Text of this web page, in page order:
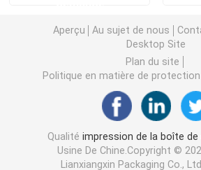
Impression Softcover de livre
Boîtes de empaquetage de
Caisses d'emballage
Boîte d'emballage de perruque
Aperçu Au sujet de nous
Desktop Site
Plan du site
Politique en matière de protection
Qualitéimpression de la boîte de
Usine De Chine.Copyright ©
Lianxiangxin Packaging Co.,